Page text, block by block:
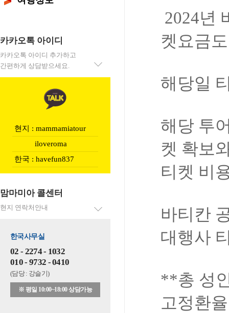
카카오톡 아이디
카카오톡 아이디 추가하고
간편하게 상담받으세요.
현지 : mammamiatour
iloveroma
한국 : havefun837
맘마미아 콜센터
현지 연락처안내
한국사무실
02 - 2274 - 1032
010 - 9732 - 0410
(담당 : 강슬기)
※ 평일 10:00~18:00 상담가능
2024년
켓요금도
해당일
해당 투
켓 확보
티켓 비
바티칸
대행사
**총 성
고정환율